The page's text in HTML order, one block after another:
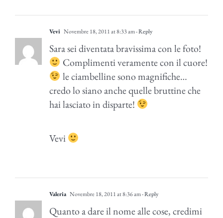
Vevi Novembre 18, 2011 at 8:33 am- Reply
Sara sei diventata bravissima con le foto!
Complimenti veramente con il cuore!
le ciambelline sono magnifiche…
credo lo siano anche quelle bruttine che
hai lasciato in disparte!
Vevi
Valeria Novembre 18, 2011 at 8:36 am- Reply
Quanto a dare il nome alle cose, credimi